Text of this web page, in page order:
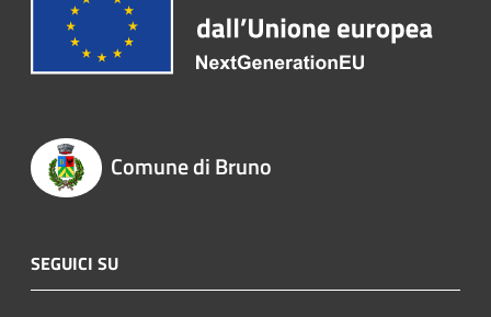
Comune di Bruno
SEGUICI SU